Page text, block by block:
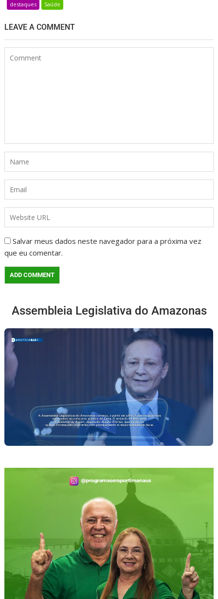
destaques Saúde
LEAVE A COMMENT
Salvar meus dados neste navegador para a próxima vez
que eu comentar.
Assembleia Legislativa do Amazonas